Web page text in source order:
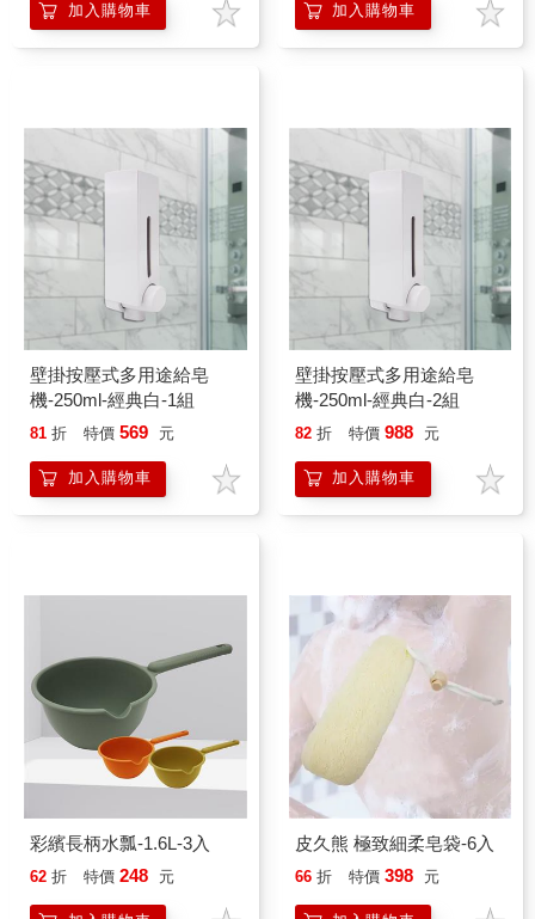
加入購物車 加入購物車
壁掛按壓式多用途給皂
機-250ml-經典白-1組
81 折 特價 569 元
加入購物車
壁掛按壓式多用途給皂
機-250ml-經典白-2組
82 折 特價 988 元
加入購物車
彩繽長柄水瓢-1.6L-3入
62 折 特價 248 元
皮久熊 極致細柔皂袋-6入
66 折 特價 398 元